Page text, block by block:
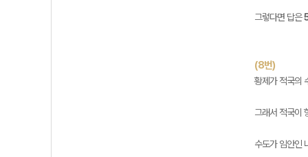
그렇다면 답은
(8번)
황제가 적국의
그래서 적국이
수도가 임안인